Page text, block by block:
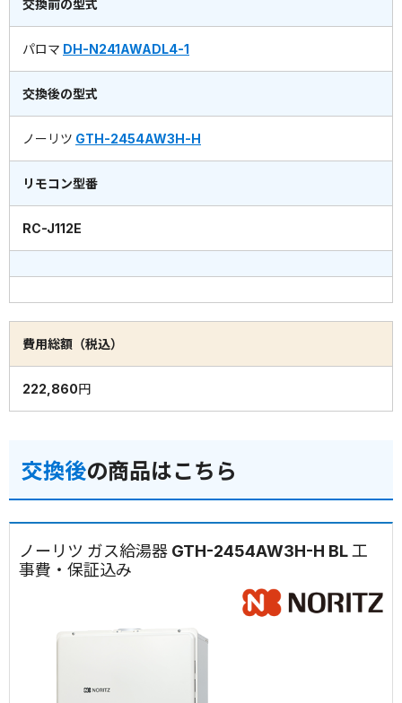
交換前の型式
パロマ DH-N241AWADL4-1
交換後の型式
ノーリツ GTH-2454AW3H-H
リモコン型番
RC-J112E
費用総額（税込）
222,860円
交換後の商品はこちら
ノーリツ ガス給湯器 GTH-2454AW3H-H BL 工
事費・保証込み